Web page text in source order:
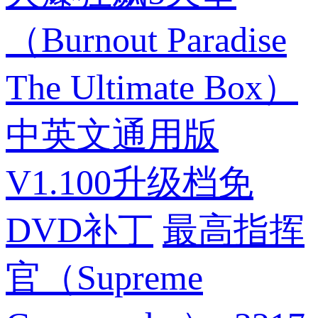
（Burnout Paradise
The Ultimate Box）
中英文通用版
V1.100升级档免
DVD补丁 最高指挥
官（Supreme